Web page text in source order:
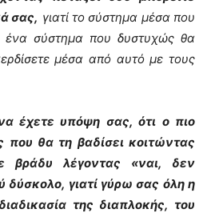
σας, γιατί το σύστημα μέσα που
ένα σύστημα που δυστυχώς θα
μέσα από αυτό με τους
έχετε υπόψη σας, ότι ο πιο
που θα τη βαδίσει κοιτώντας
βράδυ λέγοντας «ναι, δεν
δύσκολο, γιατί γύρω σας όλη η
της διαπλοκής, του